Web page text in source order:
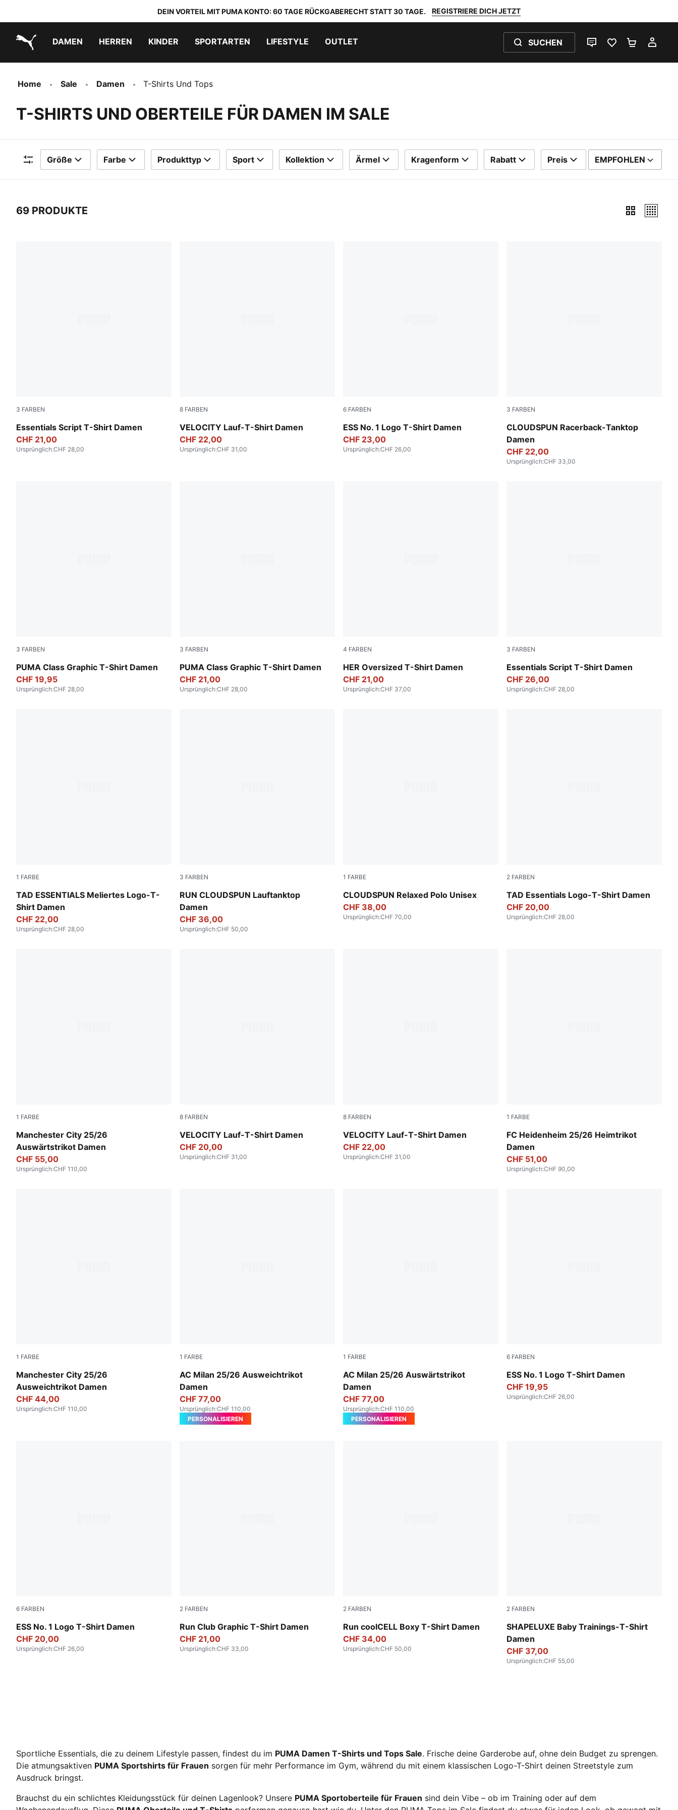
DEIN VORTEIL MIT PUMA KONTO: 60 TAGE RÜCKGABERECHT STATT 30 TAGE. REGISTRIERE DICH JETZT
DAMEN HERREN KINDER SPORTARTEN LIFESTYLE OUTLET SUCHEN
LIVE-CHATFAVORITEN 0
Home Sale Damen T-Shirts Und Tops
T-SHIRTS UND OBERTEILE FÜR DAMEN IM SALE
Filter
Größe Farbe Produkttyp Sport Kollektion Ärmel Kragenform Rabatt Preis SORTIEREN NACH
EMPFOHLEN
69 PRODUKTE
3 FARBEN
Essentials Script T-Shirt Damen
Puma White
CHF 21,00
Ursprünglich:CHF 28,00
8 FARBEN
VELOCITY Lauf-T-Shirt Damen
Puma White
CHF 22,00
Ursprünglich:CHF 31,00
6 FARBEN
ESS No. 1 Logo T-Shirt Damen
Intense Lavender
CHF 23,00
Ursprünglich:CHF 26,00
3 FARBEN
CLOUDSPUN Racerback-Tanktop
Damen
Puma Black
CHF 22,00
Ursprünglich:CHF 33,00
3 FARBEN
PUMA Class Graphic T-Shirt Damen
Intense Lavender
CHF 19,95
Ursprünglich:CHF 28,00
3 FARBEN
PUMA Class Graphic T-Shirt Damen
Puma Black
CHF 21,00
Ursprünglich:CHF 28,00
4 FARBEN
HER Oversized T-Shirt Damen
Seafoam
CHF 21,00
Ursprünglich:CHF 37,00
3 FARBEN
Essentials Script T-Shirt Damen
Intense Lavender
CHF 26,00
Ursprünglich:CHF 28,00
1 FARBE
TAD ESSENTIALS Meliertes Logo-T-
Shirt Damen
PUMA Black Heather
CHF 22,00
Ursprünglich:CHF 28,00
3 FARBEN
RUN CLOUDSPUN Lauftanktop
Damen
Apple Spritz
CHF 36,00
Ursprünglich:CHF 50,00
1 FARBE
CLOUDSPUN Relaxed Polo Unisex
Sandstone Heather
CHF 38,00
Ursprünglich:CHF 70,00
2 FARBEN
TAD Essentials Logo-T-Shirt Damen
Puma Black
CHF 20,00
Ursprünglich:CHF 28,00
1 FARBE
Manchester City 25/26
Auswärtstrikot Damen
Puma Black
CHF 55,00
Ursprünglich:CHF 110,00
8 FARBEN
VELOCITY Lauf-T-Shirt Damen
Vibrant Silver
CHF 20,00
Ursprünglich:CHF 31,00
8 FARBEN
VELOCITY Lauf-T-Shirt Damen
Apple Spritz
CHF 22,00
Ursprünglich:CHF 31,00
1 FARBE
FC Heidenheim 25/26 Heimtrikot
Damen
PUMA Red-Team Regal Red
CHF 51,00
Ursprünglich:CHF 90,00
1 FARBE
Manchester City 25/26
Ausweichtrikot Damen
Cool Weather-Pro Green
CHF 44,00
Ursprünglich:CHF 110,00
1 FARBE
AC Milan 25/26 Ausweichtrikot
Damen
Sunny Yellow-Dark Myrtle
CHF 77,00
Ursprünglich:CHF 110,00
PERSONALISIEREN
1 FARBE
AC Milan 25/26 Auswärtstrikot
Damen
PUMA White-For All Time Red
CHF 77,00
Ursprünglich:CHF 110,00
PERSONALISIEREN
6 FARBEN
ESS No. 1 Logo T-Shirt Damen
Mauve Pop
CHF 19,95
Ursprünglich:CHF 26,00
6 FARBEN
ESS No. 1 Logo T-Shirt Damen
Wild Pink
CHF 20,00
Ursprünglich:CHF 26,00
2 FARBEN
Run Club Graphic T-Shirt Damen
Puma Black
CHF 21,00
Ursprünglich:CHF 33,00
2 FARBEN
Run coolCELL Boxy T-Shirt Damen
Sandstone
CHF 34,00
Ursprünglich:CHF 50,00
2 FARBEN
SHAPELUXE Baby Trainings-T-Shirt
Damen
Deep Plum
CHF 37,00
Ursprünglich:CHF 55,00
Sportliche Essentials, die zu deinem Lifestyle passen, findest du im PUMA Damen T-Shirts und Tops Sale. Frische deine Garderobe auf, ohne dein Budget zu sprengen.
Die atmungsaktiven PUMA Sportshirts für Frauen sorgen für mehr Performance im Gym, während du mit einem klassischen Logo-T-Shirt deinen Streetstyle zum
Ausdruck bringst.
Brauchst du ein schlichtes Kleidungsstück für deinen Lagenlook? Unsere PUMA Sportoberteile für Frauen sind dein Vibe – ob im Training oder auf dem